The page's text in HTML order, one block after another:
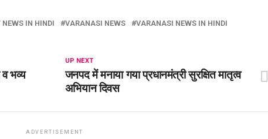
NEWS IN HINDI VARANASI NEWS
VARANASI NEWS IN HINDI
UP NEXT
जनपद में मनाया गया प्रधानमंत्री सुरक्षित मातृत्व
अभियान दिवस
भव्य
ADVERTISEMENT